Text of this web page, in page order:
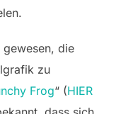
die
zu
Frog“ (HIER